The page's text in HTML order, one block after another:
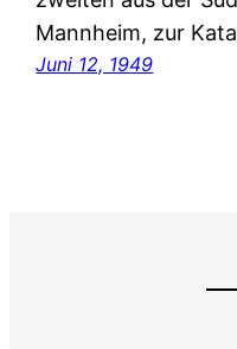
Mannheim, zur
Juni 12, 1949